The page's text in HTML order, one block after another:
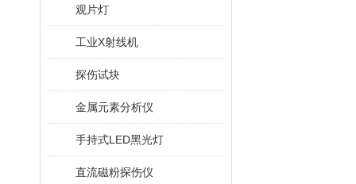
观片灯
工业X射线机
探伤试块
金属元素分析仪
手持式LED黑光灯
直流磁粉探伤仪